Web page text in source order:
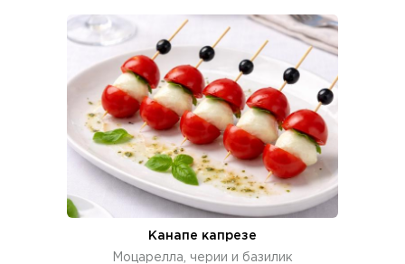
Канапе капрезе
Моцарелла, черии и базилик